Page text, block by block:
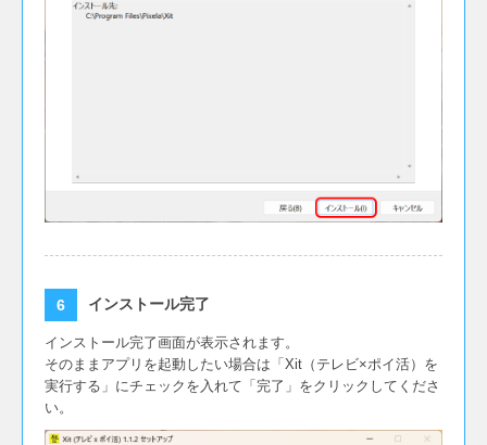
インストール完了
インストール完了画面が表示されます。
そのままアプリを起動したい場合は「Xit（テレビ×ポイ活）を
実行する」にチェックを入れて「完了」をクリックしてくださ
い。